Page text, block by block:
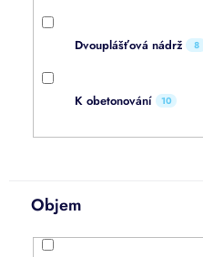
Dvouplášťová nádrž 8
K obetonování 10
Objem